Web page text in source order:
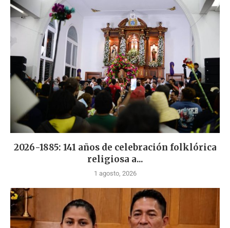
2026-1885: 141 años de celebración folklórica
religiosa a...
1 agosto, 2026